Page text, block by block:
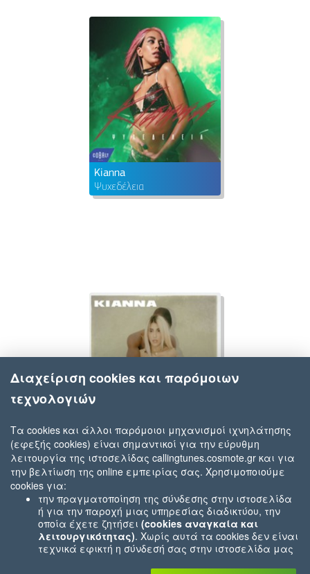
Kianna
Ψυχεδέλεια
Kianna
Έτσι & Έτσι
Διαχείριση cookies και παρόμοιων
τεχνολογιών
Τα cookies και άλλοι παρόμοιοι μηχανισμοί ιχνηλάτησης
(εφεξής cookies) είναι σημαντικοί για την εύρυθμη
λειτουργία της ιστοσελίδας callingtunes.cosmote.gr και για
την βελτίωση της online εμπειρίας σας. Χρησιμοποιούμε
cookies για:
την πραγματοποίηση της σύνδεσης στην ιστοσελίδα
ή για την παροχή μιας υπηρεσίας διαδικτύου, την
οποία έχετε ζητήσει (cookies αναγκαία και
λειτουργικότητας). Χωρίς αυτά τα cookies δεν είναι
τεχνικά εφικτή η σύνδεσή σας στην ιστοσελίδα μας